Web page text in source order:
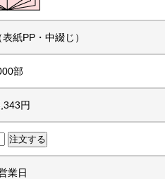
紙PP・中綴じ）
部
円
業日